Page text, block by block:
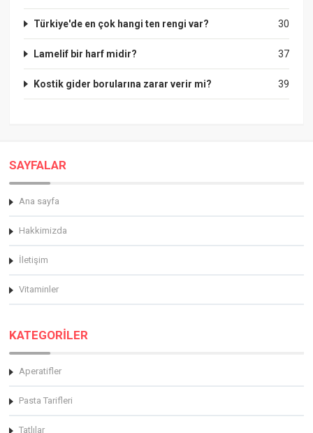
30
Türkiye'de en çok hangi ten rengi var?
37
Lamelif bir harf midir?
39
Kostik gider borularına zarar verir mi?
SAYFALAR
Ana sayfa
Hakkimizda
İletişim
Vitaminler
KATEGORİLER
Aperatifler
Pasta Tarifleri
Tatlılar